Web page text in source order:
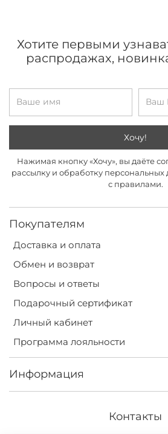
Покупателям
Доставка и оплата
Обмен и возврат
Вопросы и ответы
Подарочный сертификат
Личный кабинет
Программа лояльности
Информация
Хотите первыми
распродажах,
Хочу!
Нажимая кнопку «Хочу», вы даёте
рассылку и обработку персональных
с правилами.
Контакты